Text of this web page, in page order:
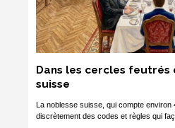
Dans les cercles feutrés
suisse
La noblesse suisse, qui compte environ
discrètement des codes et règles qui